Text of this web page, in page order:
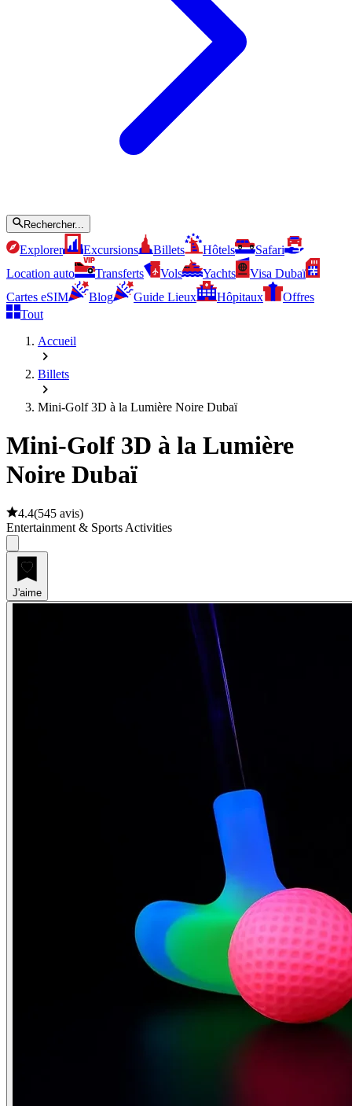
Rechercher...
Explorer Excursions Billets Hôtels
Safari
Location auto
Transferts Vols Yachts
Visa Dubaï
Cartes eSIM
Blog Guide Lieux Hôpitaux
Offres
Tout
Accueil
Billets
Mini-Golf 3D à la Lumière Noire Dubaï
Mini-Golf 3D à la Lumière
Noire Dubaï
4.4(545 avis)
Entertainment & Sports Activities
J'aime